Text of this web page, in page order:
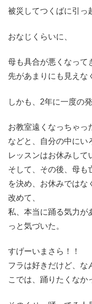
被災してつくばに引っ
おなじくらいに、
母も具合が悪くなって
先があまりにも見えな
しかも、2年に一度の
お教室遠くなっちゃっ
などと、自分の中にい
レッスンはお休みして
そして、その後、母も
を決め、お休みではな
改めて、
私、本当に踊る気力が
っと気づいた。
すげーいまさら！！
フラは好きだけど、な
こでは、踊りたくなか